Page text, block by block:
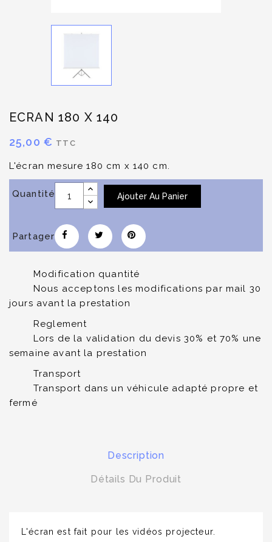
ECRAN 180 X 140
25,00 € TTC
L'écran mesure 180 cm x 140 cm.
Quantité Ajouter Au Panier
Partager
Modification quantité
Nous acceptons les modifications par mail 30
jours avant la prestation
Reglement
Lors de la validation du devis 30% et 70% une
semaine avant la prestation
Transport
Transport dans un véhicule adapté propre et
fermé
Description
Détails Du Produit
L'écran est fait pour les vidéos projecteur.